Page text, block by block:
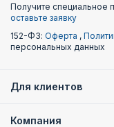
Получите специальное
оставьте заявку
152-ФЗ: Оферта ,
персональных данных
Для клиентов
Компания